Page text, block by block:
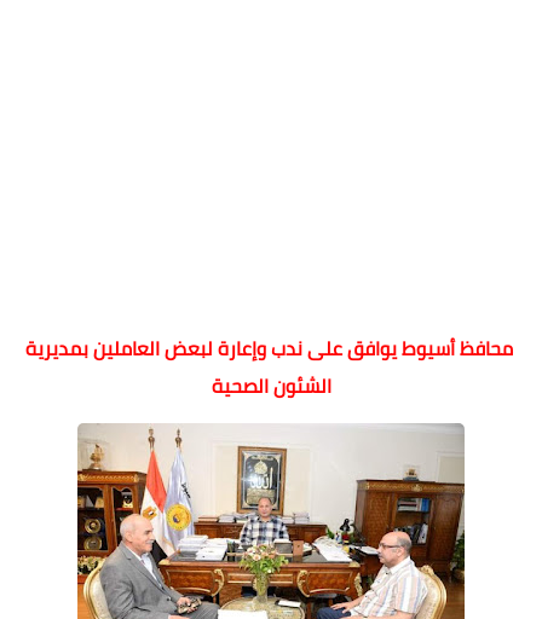
محافظ أسيوط يوافق على ندب وإعارة لبعض العاملين بمديرية
الشئون الصحية